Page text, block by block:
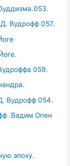
Вудрофф 057.
059.
Вудрофф 054.
.Вадим Опен
эпоху.